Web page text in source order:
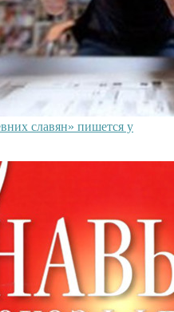
славян» пишется у